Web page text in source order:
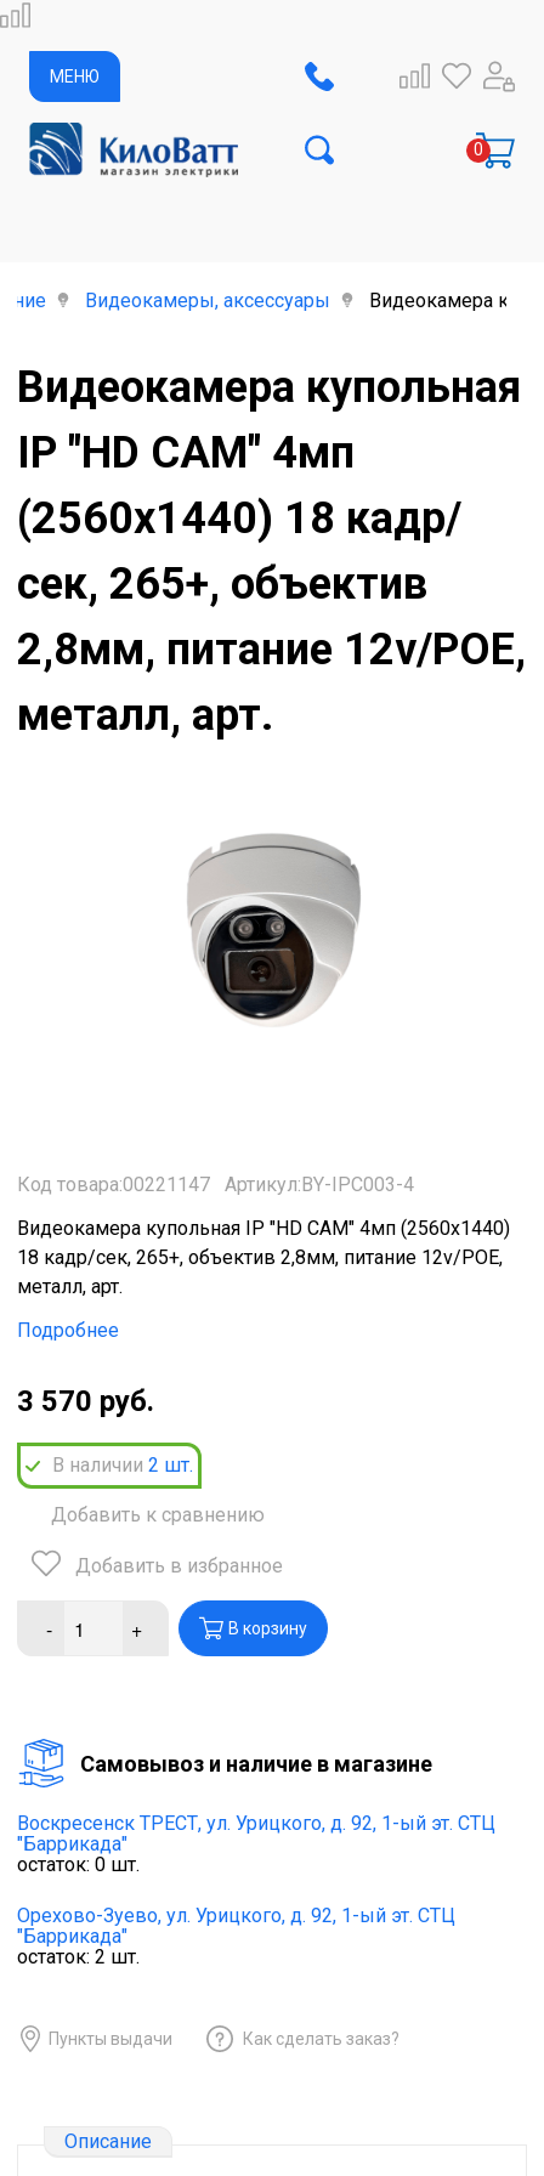
МЕНЮ
Видеокамеры, аксессуары Видеокамера
Видеокамера купольная
IP "HD CAM" 4мп
(2560х1440) 18 кадр/
сек, 265+, объектив
2,8мм, питание 12v/РОЕ,
металл, арт.
Код товара:00221147
Артикул:BY-IPC003-4
Видеокамера купольная IP "HD CAM" 4мп (2560х1440)
18 кадр/сек, 265+, объектив 2,8мм, питание 12v/РОЕ,
металл, арт.
Подробнее
3 570 руб.
В наличии 2 шт.
Добавить к сравнению
Добавить в избранное
- + В корзину
Cамовывоз и наличие в магазине
Воскресенск ТРЕСТ, ул. Урицкого, д. 92, 1-ый эт. СТЦ
"Баррикада"
остаток: 0 шт.
Орехово-Зуево, ул. Урицкого, д. 92, 1-ый эт. СТЦ
"Баррикада"
остаток: 2 шт.
Пункты выдачи Как сделать заказ?
Описание